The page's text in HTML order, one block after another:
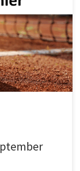
soweit: Auf
Bräuer LK
und Herren 30
inklusive
mybigpoint Seite.